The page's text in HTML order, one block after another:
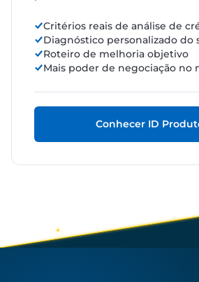
Critérios reais de análise de
Diagnóstico personalizado do
Roteiro de melhoria objetivo
Mais poder de negociação no
Conhecer ID